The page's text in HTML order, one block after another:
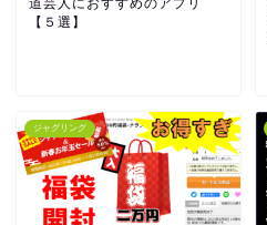
【５選】
ジャグリング